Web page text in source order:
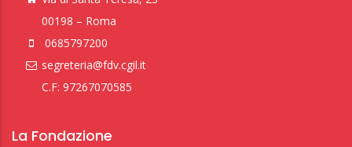
00198 – Roma
0685797200
segreteria@fdv.cgil.it
C.F: 97267070585
La Fondazione